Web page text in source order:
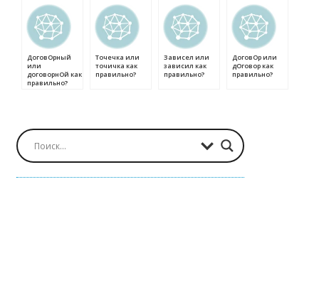
ДоговОрный
или
договорнОй как
правильно?
Точечка или
точичка как
правильно?
Зависел или
зависил как
правильно?
ДоговОр или
дОговор как
правильно?